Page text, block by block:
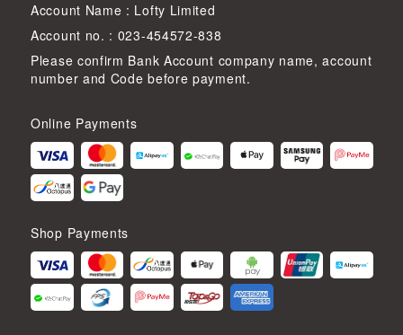
Account Name : Lofty Limited
Account no. : 023-454572-838
Please confirm Bank Account company name, account
number and Code before payment.
Online Payments
Shop Payments